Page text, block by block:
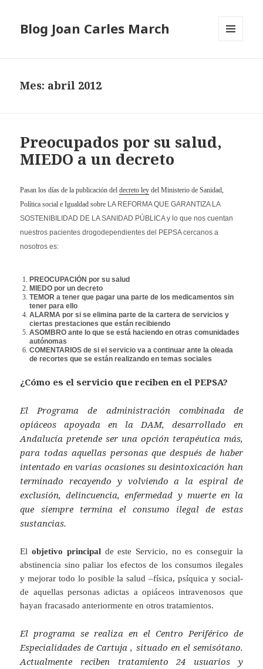
Blog Joan Carles March
Mes: abril 2012
Preocupados por su salud,
MIEDO a un decreto
Pasan los días de la publicación deldecreto ley del Ministerio de Sanidad,
Política social e Igualdad sobre LA REFORMA QUE GARANTIZA LA
SOSTENIBILIDAD DE LA SANIDAD PÚBLICA y lo que nos cuentan
nuestros pacientes drogodependientes del PEPSA cercanos a
nosotros es:
PREOCUPACIÓN por su salud
MIEDO por un decreto
TEMOR a tener que pagar una parte de los medicamentos sin
tener para ello
ALARMA por si se elimina parte de la cartera de servicios y
ciertas prestaciones que están recibiendo
ASOMBRO ante lo que se está haciendo en otras comunidades
autónomas
COMENTARIOS de si el servicio va a continuar ante la oleada
de recortes que se están realizando en temas sociales
¿Cómo es el servicio que reciben en el PEPSA?
El Programa de administración combinada de
opiáceos apoyada en la DAM, desarrollado en
Andalucía pretende ser una opción terapéutica más,
para todas aquellas personas que después de haber
intentado en varias ocasiones su desintoxicación han
terminado recayendo y volviendo a la espiral de
exclusión, delincuencia, enfermedad y muerte en la
que siempre termina el consumo ilegal de estas
sustancias.
Elobjetivo principalde este Servicio, no es conseguir la
abstinencia sino paliar los efectos de los consumos ilegales
y mejorar todo lo posible la salud –física, psíquica y social-
de aquellas personas adictas a opiáceos intravenosos que
hayan fracasado anteriormente en otros tratamientos.
El programa se realiza en el Centro Periférico de
Especialidades de Cartuja , situado en el semisótano.
Actualmente reciben tratamiento 24 usuarios y